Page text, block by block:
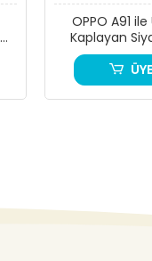
OPPO A91
Kaplayan